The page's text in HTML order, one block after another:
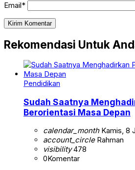
Email*
Rekomendasi Untuk
Pendidikan
Sudah Saatnya
Berorientasi Masa Depan
calendar_monthKamis, 8
account_circleRahman
visibility478
0Komentar